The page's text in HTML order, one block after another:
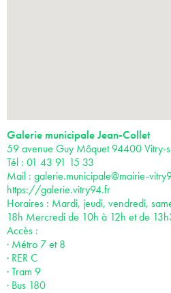
Galerie municipale Jean-Collet
59 avenue Guy Môquet 94400 Vitry-
Tél : 01 43 91 15 33
Mail : galerie.municipale@mairie-
https://galerie.vitry94.fr
Horaires : Mardi, jeudi, vendredi,
18h Mercredi de 10h à 12h et de
Accès :
· Métro 7 et 8
· RER C
· Tram 9
· Bus 180